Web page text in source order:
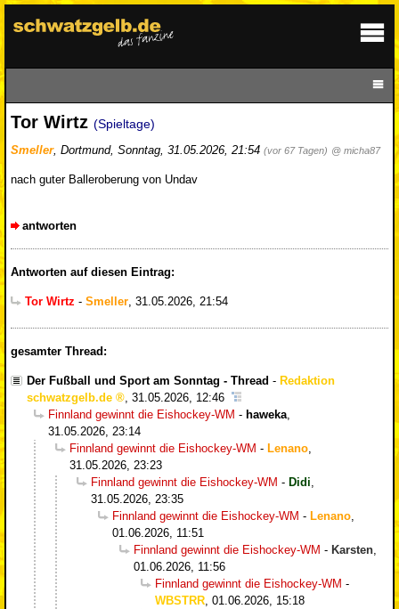
Tor Wirtz (Spieltage)
Smeller, Dortmund, Sonntag, 31.05.2026, 21:54 (vor 67 Tagen) @ micha87
nach guter Balleroberung von Undav
antworten
Antworten auf diesen Eintrag:
Tor Wirtz - Smeller, 31.05.2026, 21:54
gesamter Thread:
Der Fußball und Sport am Sonntag - Thread - Redaktion
schwatzgelb.de
31.05.2026, 12:46
Finnland gewinnt die Eishockey-WM - haweka
31.05.2026, 23:14
Finnland gewinnt die Eishockey-WM - Lenano
31.05.2026, 23:23
Finnland gewinnt die Eishockey-WM - Didi
31.05.2026, 23:35
Finnland gewinnt die Eishockey-WM - Lenano
01.06.2026, 11:51
Finnland gewinnt die Eishockey-WM - Karsten
01.06.2026, 11:56
Finnland gewinnt die Eishockey-WM -
WBSTRR 01.06.2026, 15:18